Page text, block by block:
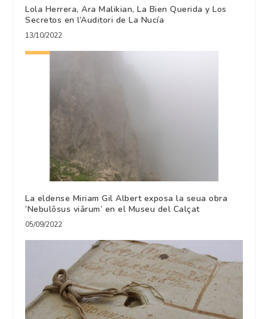
Lola Herrera, Ara Malikian, La Bien Querida y Los
Secretos en l’Auditori de La Nucía
13/10/2022
La eldense Miriam Gil Albert exposa la seua obra
‘Nebulōsus viārum’ en el Museu del Calçat
05/09/2022